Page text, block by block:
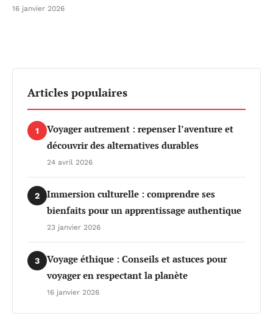
16 janvier 2026
Articles populaires
1
Voyager autrement : repenser l’aventure et
découvrir des alternatives durables
24 avril 2026
2
Immersion culturelle : comprendre ses
bienfaits pour un apprentissage authentique
23 janvier 2026
3
Voyage éthique : Conseils et astuces pour
voyager en respectant la planète
16 janvier 2026